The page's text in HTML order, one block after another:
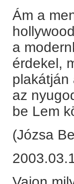
Ám a
a
érdekel,
plakátján
az
be Lem
(Józsa